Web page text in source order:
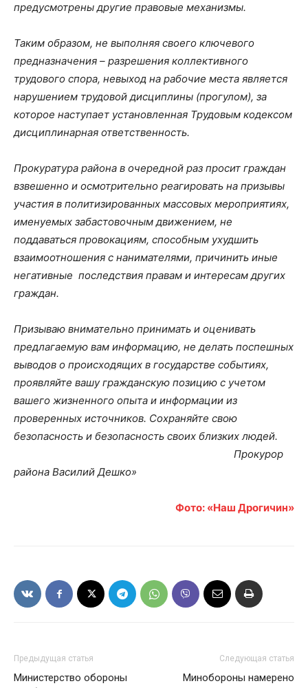
предусмотрены другие правовые механизмы.
Таким образом, не выполняя своего ключевого
предназначения – разрешения коллективного
трудового спора, невыход на рабочие места является
нарушением трудовой дисциплины (прогулом), за
которое наступает установленная Трудовым кодексом
дисциплинарная ответственность.
Прокуратура района в очередной раз просит граждан
взвешенно и осмотрительно реагировать на призывы
участия в политизированных массовых мероприятиях,
именуемых забастовочным движением, не
поддаваться провокациям, способным ухудшить
взаимоотношения с нанимателями, причинить иные
негативные последствия правам и интересам других
граждан.
Призываю внимательно принимать и оценивать
предлагаемую вам информацию, не делать поспешных
выводов о происходящих в государстве событиях,
проявляйте вашу гражданскую позицию с учетом
вашего жизненного опыта и информации из
проверенных источников. Сохраняйте свою
безопасность и безопасность своих близких людей.
Прокурор
района Василий Дешко»
Фото: «Наш Дрогичин»
Предыдущая статья
Министерство обороны
Следующая статья
Минобороны намерено